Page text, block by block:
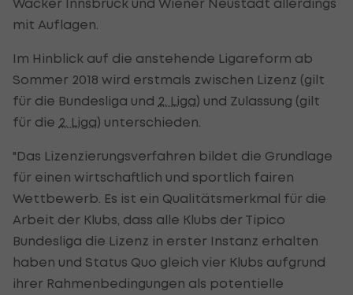
mit Auflagen.
Im Hinblick auf die anstehende Ligareform ab
Sommer 2018 wird erstmals zwischen Lizenz (gilt
für die Bundesliga und 2. Liga) und Zulassung (gilt
für die 2. Liga) unterschieden.
"Das Lizenzierungsverfahren bildet die Grundlage
für einen wirtschaftlich und sportlich fairen
Wettbewerb. Es ist ein Qualitätsmerkmal für die
Arbeit der Klubs, dass alle Klubs der Tipico
Bundesliga die Lizenz in erster Instanz erhalten
haben und Status Quo gleich vier Klubs aufgrund
ihrer Rahmenbedingungen als potentielle